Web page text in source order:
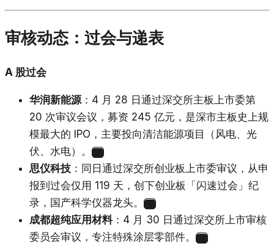
审核动态：过会与递表
A 股过会
华润新能源 ：4 月 28 日通过深交所主板上市委第
20 次审议会议，募资 245 亿元，是深市主板史上规
模最大的 IPO，主要投向清洁能源项目（风电、光
伏、水电）。
思仪科技 ：同日通过深交所创业板上市委审议，从申
报到过会仅用 119 天，创下创业板「闪速过会」纪
录，国产科学仪器龙头。
成都超纯应用材料：4 月 30 日通过深交所上市审核
委员会审议，专注特殊涂层零部件。